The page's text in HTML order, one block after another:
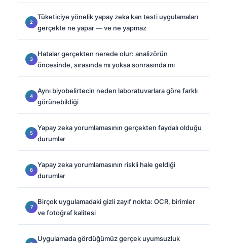
Tüketiciye yönelik yapay zeka kan testi uygulamaları
gerçekte ne yapar — ve ne yapmaz
Hatalar gerçekten nerede olur: analizörün
öncesinde, sırasında mı yoksa sonrasında mı
Aynı biyobelirtecin neden laboratuvarlara göre farklı
görünebildiği
Yapay zeka yorumlamasının gerçekten faydalı olduğu
durumlar
Yapay zeka yorumlamasının riskli hale geldiği
durumlar
Birçok uygulamadaki gizli zayıf nokta: OCR, birimler
ve fotoğraf kalitesi
Uygulamada gördüğümüz gerçek uyumsuzluk